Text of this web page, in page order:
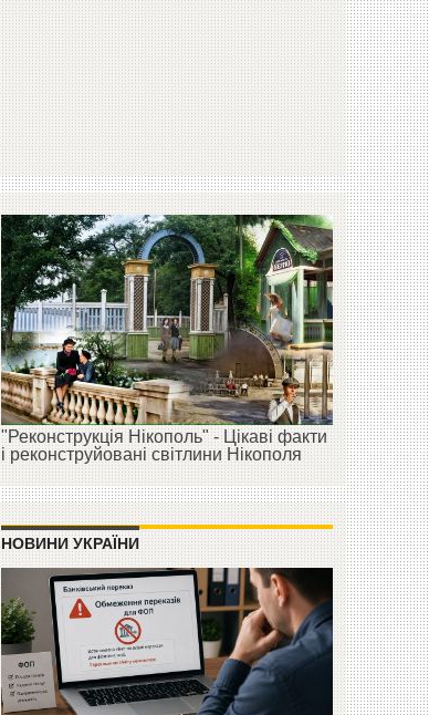
"Реконструкція Нікополь" - Цікаві факти
і реконструйовані світлини Нікополя
НОВИНИ УКРАЇНИ